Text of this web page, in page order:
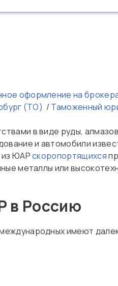
оформление на
(ТО) / Таможенный
в виде руды,
и автомобили
из ЮАРскоропортящихся
металлы или
в Россию
имеют